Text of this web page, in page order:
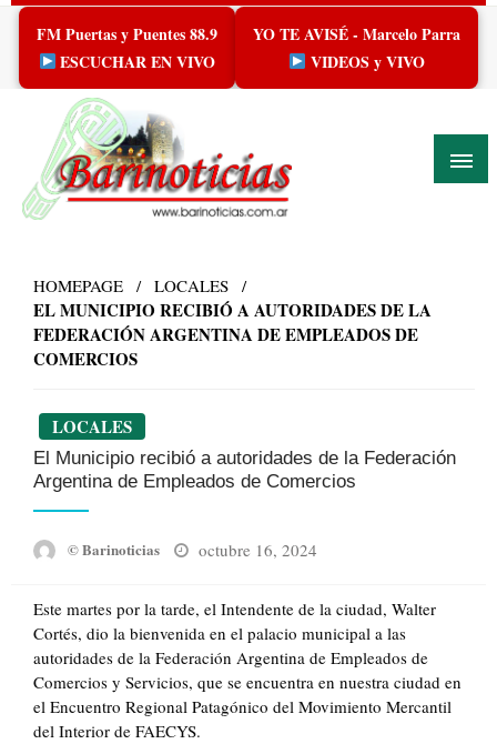
Skip
content
FM Puertas y Puentes 88.9
ESCUCHAR EN VIVO
YO TE AVISÉ - Marcelo Parra
VIDEOS y VIVO
HOMEPAGE LOCALES
EL MUNICIPIO RECIBIÓ A AUTORIDADES DE LA
FEDERACIÓN ARGENTINA DE EMPLEADOS DE
COMERCIOS
LOCALES
El Municipio recibió a autoridades de la Federación
Argentina de Empleados de Comercios
© Barinoticias
Posted
octubre 16, 2024
Este martes por la tarde, el Intendente de la ciudad, Walter
Cortés, dio la bienvenida en el palacio municipal a las
autoridades de la Federación Argentina de Empleados de
Comercios y Servicios, que se encuentra en nuestra ciudad en
el Encuentro Regional Patagónico del Movimiento Mercantil
del Interior de FAECYS.